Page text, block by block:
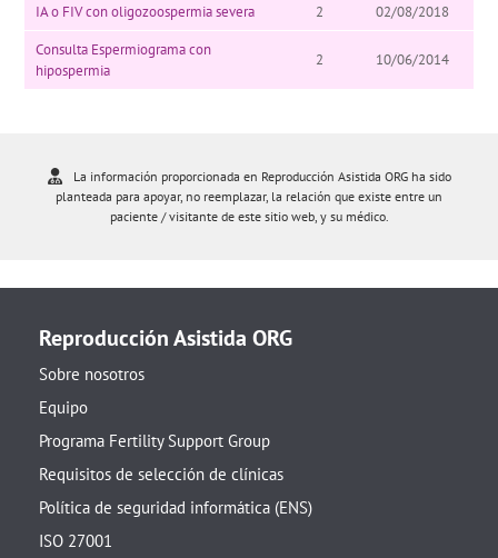
IA o FIV con oligozoospermia severa 2
02/08/2018
Consulta Espermiograma con
hipospermia
2 10/06/2014
La información proporcionada en Reproducción Asistida ORG ha sido
planteada para apoyar, no reemplazar, la relación que existe entre un
paciente / visitante de este sitio web, y su médico.
Reproducción Asistida ORG
Sobre nosotros
Equipo
Programa Fertility Support Group
Requisitos de selección de clínicas
Política de seguridad informática (ENS)
ISO 27001